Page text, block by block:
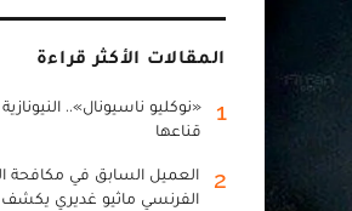
المقالات الأكثر قراءة
1
«نوكليو ناسيونال»..
قناعها
2
العميل السابق في
الفرنسي ماثيو غديري يكشف